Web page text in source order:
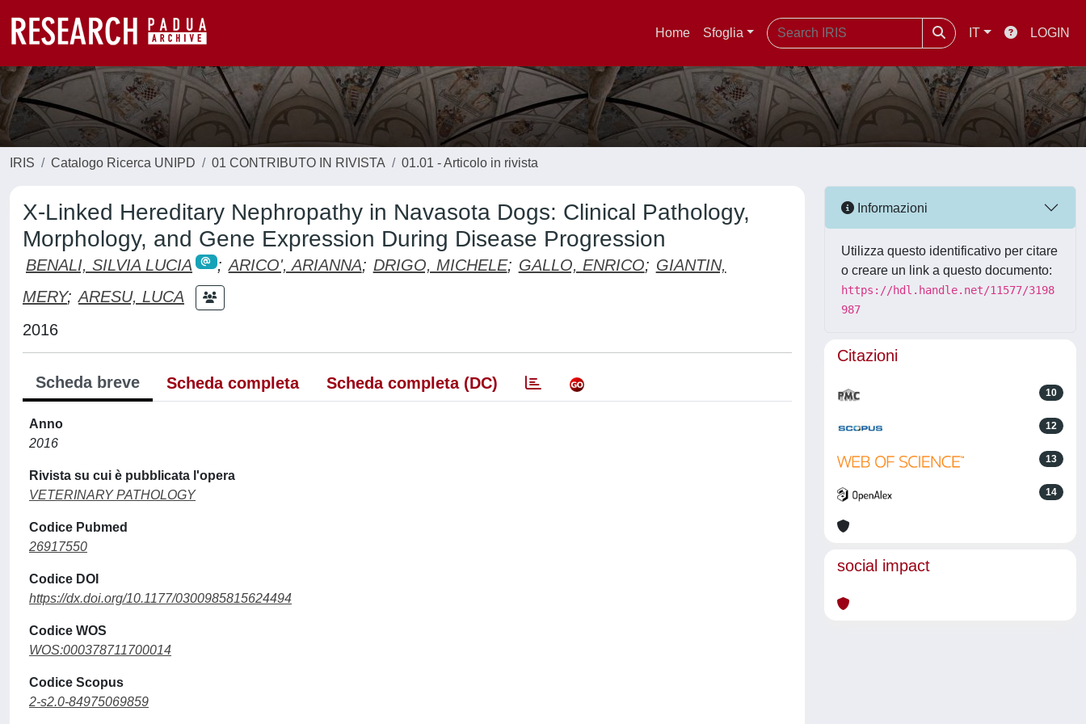
Home Sfoglia IT LOGIN
IRIS Catalogo Ricerca UNIPD 01 CONTRIBUTO IN RIVISTA 01.01 - Articolo in rivista
X-Linked Hereditary Nephropathy in Navasota Dogs: Clinical Pathology,
Morphology, and Gene Expression During Disease Progression
BENALI, SILVIA LUCIA ; ARICO', ARIANNA; DRIGO, MICHELE; GALLO, ENRICO; GIANTIN,
MERY; ARESU, LUCA
2016
Scheda breve Scheda completa Scheda completa (DC)
Anno
2016
Rivista su cui è pubblicata l'opera
VETERINARY PATHOLOGY
Codice Pubmed
26917550
Codice DOI
https://dx.doi.org/10.1177/0300985815624494
Codice WOS
WOS:000378711700014
Codice Scopus
2-s2.0-84975069859
Informazioni
Utilizza questo identificativo per citare
o creare un link a questo documento:
https://hdl.handle.net/11577/3198
987
Citazioni
10
12
13
14
social impact